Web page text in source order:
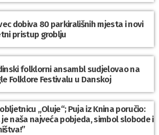
dobiva 80 parkirališnih mjesta i novi
pristup groblju
folklorni ansambl sudjelovao na
Folklore Festivalu u Danskoj
obljetnicu „Oluje“; Puja iz Knina poručio:
je naša najveća pobjeda, simbol slobode i